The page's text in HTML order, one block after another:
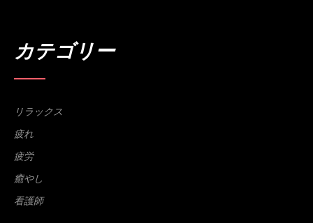
カテゴリー
リラックス
疲れ
疲労
癒やし
看護師